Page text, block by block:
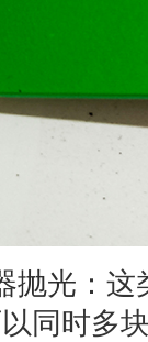
抛光 ：
同时多